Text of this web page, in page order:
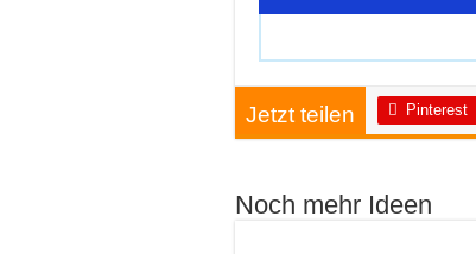
Jetzt teilen Pinterest
Noch mehr Ideen